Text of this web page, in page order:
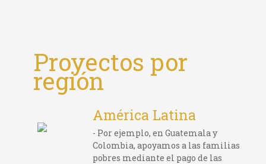
Proyectos por
región
América Latina
- Por ejemplo, en Guatemala y
Colombia, apoyamos a las familias
pobres mediante el pago de las